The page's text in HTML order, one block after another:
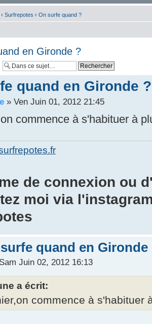
‹ Surfrepotes ‹ On surfe quand ?
en Gironde ?
quand en Gironde ?
» Ven Juin 01, 2012 21:45
commence à s'habituer à
de connexion ou
moi via
quand en Gironde
Juin 02, 2012 16:13
a écrit:
commence à s'habituer